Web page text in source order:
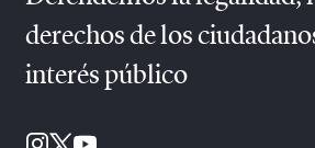
derechos de los
interés público